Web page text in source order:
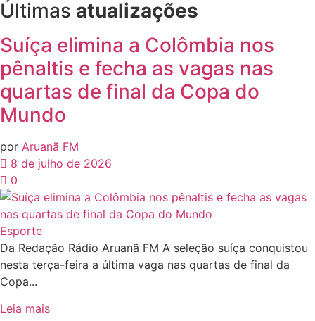
Últimas atualizações
Suíça elimina a Colômbia nos
pênaltis e fecha as vagas nas
quartas de final da Copa do
Mundo
por Aruanã FM
8 de julho de 2026
0
Esporte
Da Redação Rádio Aruanã FM A seleção suíça conquistou
nesta terça-feira a última vaga nas quartas de final da
Copa...
Leia mais